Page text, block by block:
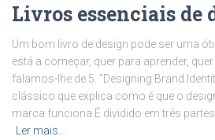
Livros essenciais de
Um bom livro de design pode ser uma
está a começar, quer para aprender,
falamos-lhe de 5. “Designing Brand
clássico que explica como é que o
marca funciona.É dividido em três
Ler mais…